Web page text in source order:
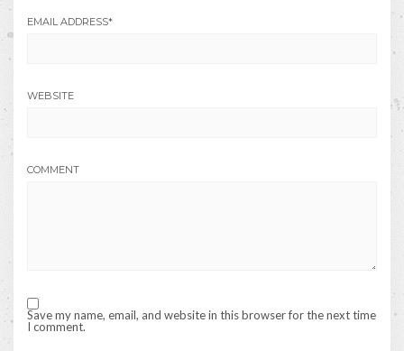
EMAIL ADDRESS*
WEBSITE
COMMENT
Save my name, email, and website in this browser for the next time
I comment.